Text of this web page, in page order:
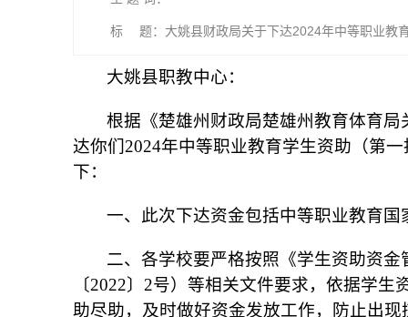
标 题：大姚县财政局关于下达2024年中等职业教
大姚县职教中心：
根据《楚雄州财政局楚雄州教育体育
达你们2024年中等职业教育学生资助（第
下：
一、此次下达资金包括中等职业教育
二、各学校要严格按照《学生资助资
〔2022〕2号）等相关文件要求，依据学
助尽助，及时做好资金发放工作，防止出